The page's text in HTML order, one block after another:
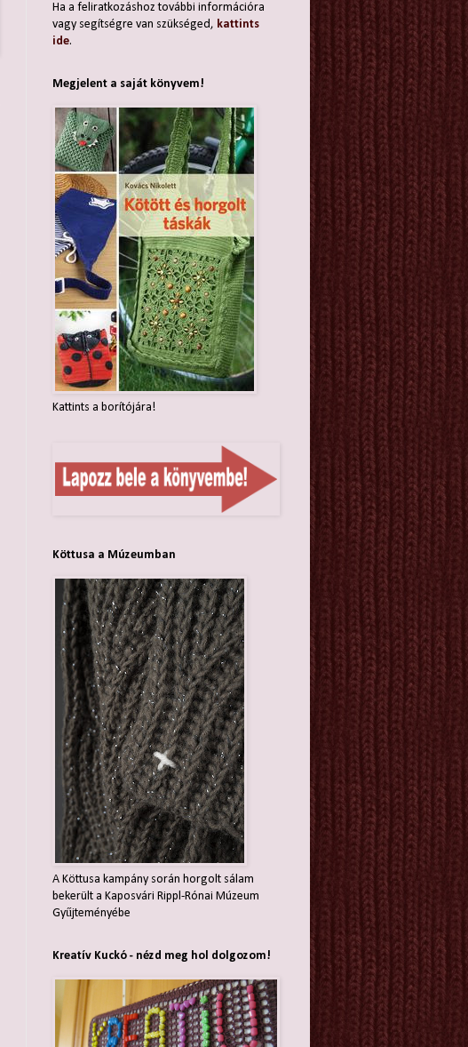
Ha a feliratkozáshoz további információra
vagy segítségre van szükséged, kattints
ide.
Megjelent a saját könyvem!
Kattints a borítójára!
Köttusa a Múzeumban
A Köttusa kampány során horgolt sálam
bekerült a Kaposvári Rippl-Rónai Múzeum
Gyűjteményébe
Kreatív Kuckó - nézd meg hol dolgozom!